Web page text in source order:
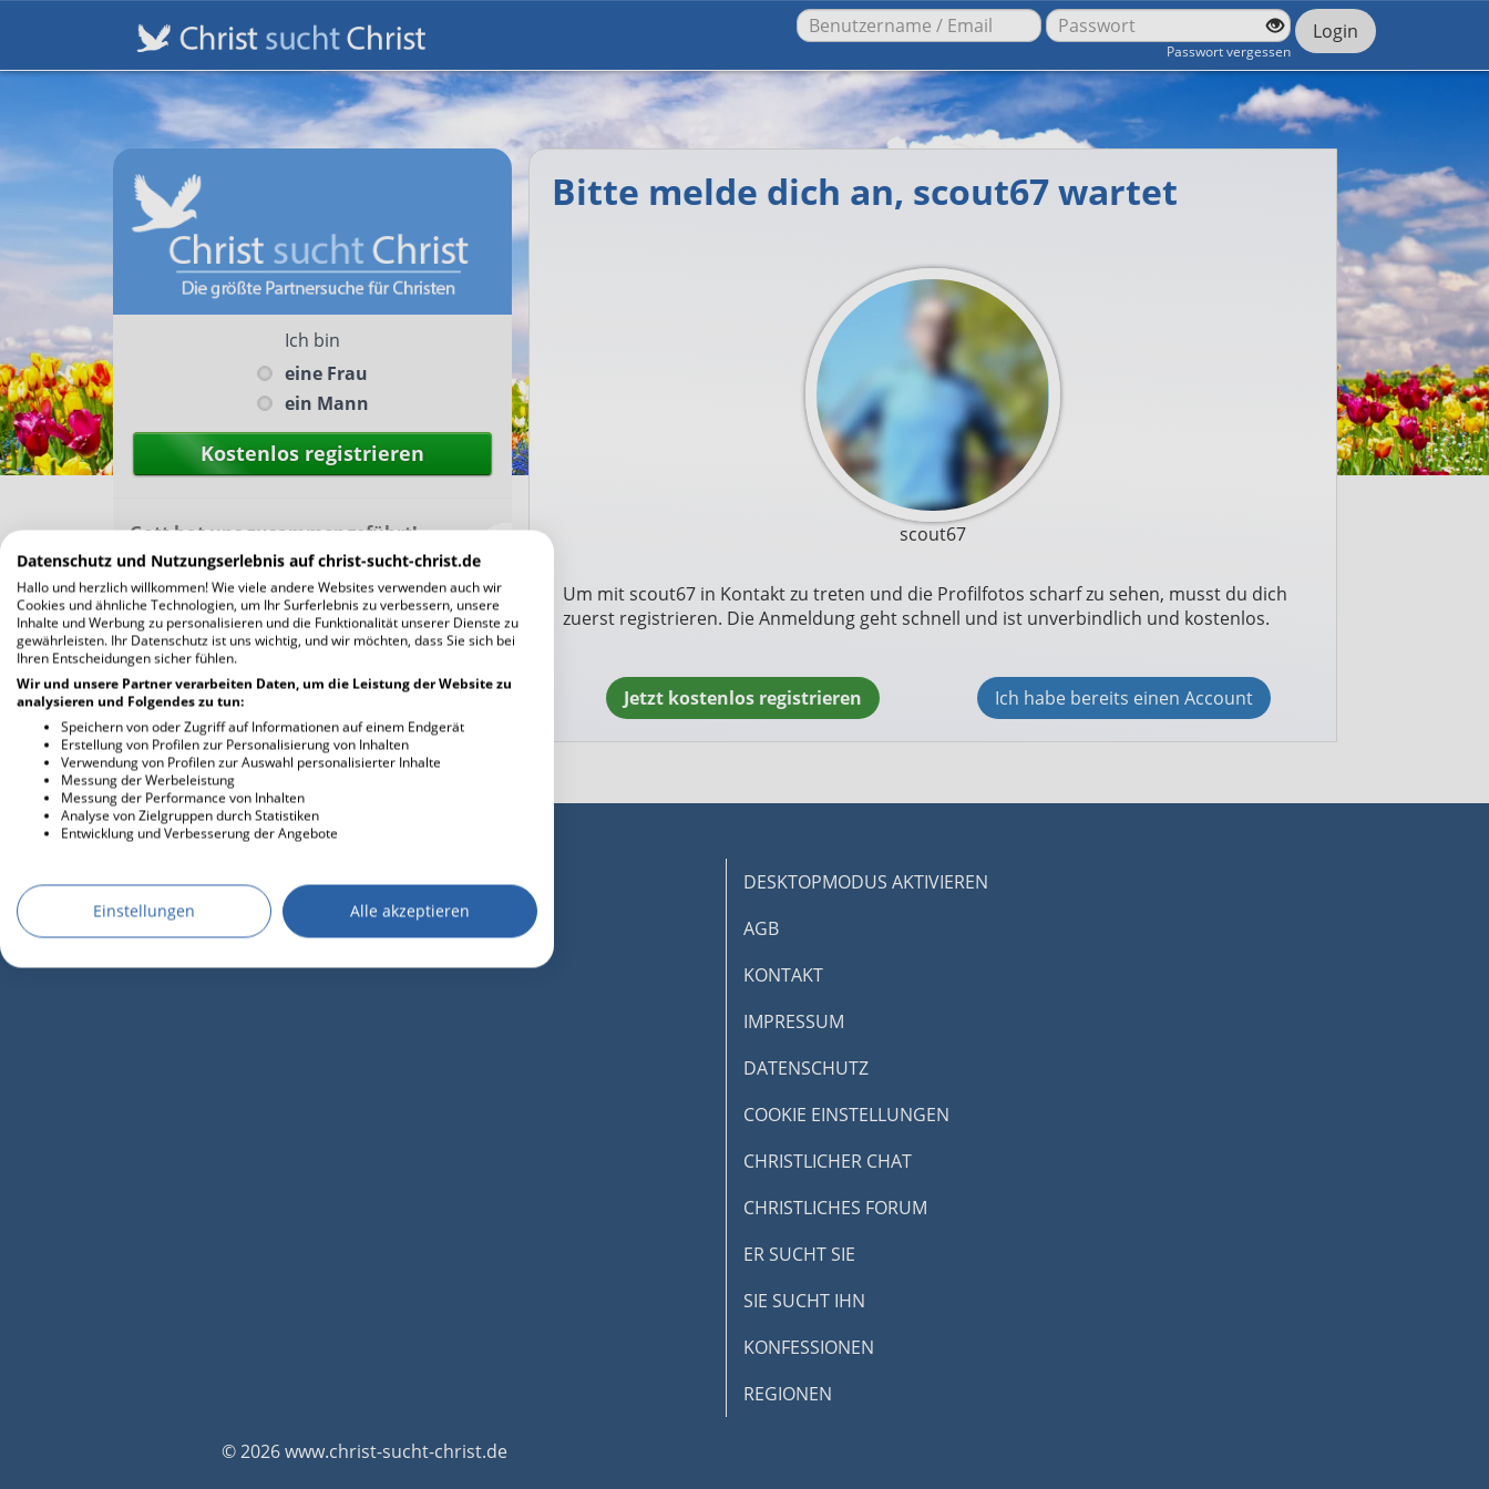
Passwort vergessen
Login
Ich bin
eine Frau
ein Mann
Kostenlos registrieren
Gott hat uns zusammengeführt!
Wir haben uns am 24.07.2020 das JA-Wort
gegeben und wir sind uns sicher, dass Gott
uns zusammengeführt hat. Schon beim
zweiten Treffen wussten wir, dass Gott uns
füreinander bestimmt hat.
weitere Lovestories
Bitte melde dich an, scout67 wartet
scout67
Um mit scout67 in Kontakt zu treten und die Profilfotos scharf zu sehen, musst du dich
zuerst registrieren. Die Anmeldung geht schnell und ist unverbindlich und kostenlos.
Jetzt kostenlos registrieren Ich habe bereits einen Account
DESKTOPMODUS AKTIVIEREN
AGB
KONTAKT
IMPRESSUM
DATENSCHUTZ
COOKIE EINSTELLUNGEN
CHRISTLICHER CHAT
CHRISTLICHES FORUM
ER SUCHT SIE
SIE SUCHT IHN
KONFESSIONEN
REGIONEN
© 2026 www.christ-sucht-christ.de
Datenschutz und Nutzungserlebnis auf christ-sucht-christ.de
Hallo und herzlich willkommen! Wie viele andere Websites verwenden auch wir
Cookies und ähnliche Technologien, um Ihr Surferlebnis zu verbessern, unsere
Inhalte und Werbung zu personalisieren und die Funktionalität unserer Dienste zu
gewährleisten. Ihr Datenschutz ist uns wichtig, und wir möchten, dass Sie sich bei
Ihren Entscheidungen sicher fühlen.
Wir und unsere Partner verarbeiten Daten, um die Leistung der Website zu
analysieren und Folgendes zu tun:
Speichern von oder Zugriff auf Informationen auf einem Endgerät
Erstellung von Profilen zur Personalisierung von Inhalten
Verwendung von Profilen zur Auswahl personalisierter Inhalte
Messung der Werbeleistung
Messung der Performance von Inhalten
Analyse von Zielgruppen durch Statistiken
Entwicklung und Verbesserung der Angebote
Einstellungen Alle akzeptieren